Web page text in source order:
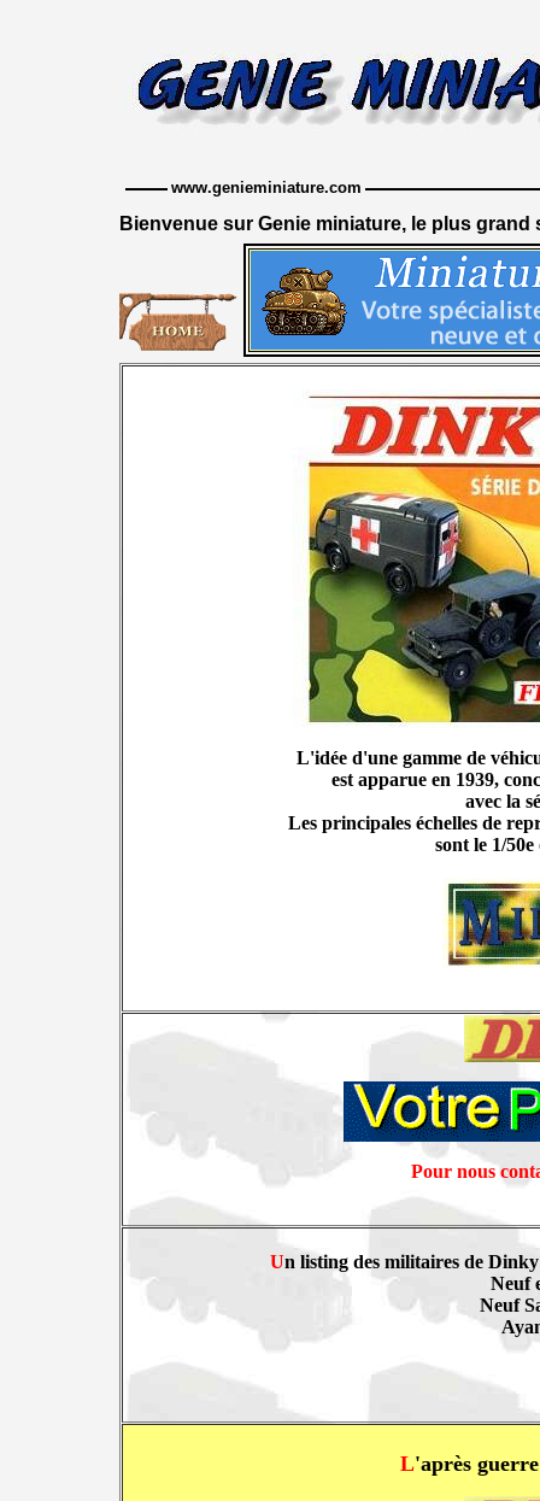
www.genieminiature.com
Bienvenue sur Genie miniature, le plus
L'idée d'une gamme de
est apparue en 1939,
avec la
Les principales échelles de
sont le 1/
Pour nous
Un listing des militaires de
Neuf
Neuf
L'après